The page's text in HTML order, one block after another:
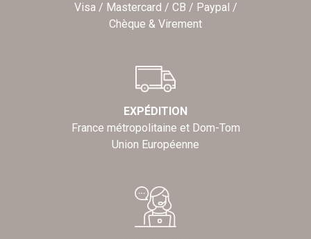
Visa / Mastercard / CB / Paypal /
Chèque & Virement
EXPÉDITION
France métropolitaine et Dom-Tom
Union Européenne